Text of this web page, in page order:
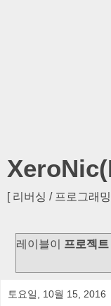
[ 리버싱 / 프로그래
레이블이 프로젝트
토요일, 10월 15, 2016